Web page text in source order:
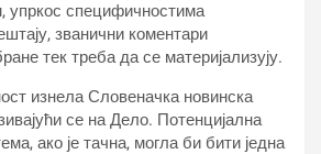
упркос специфичностима
званични коментари
тек треба да се материјализују.
изнела Словеначка новинска
се на Дело. Потенцијална
ако је тачна, могла би бити једна